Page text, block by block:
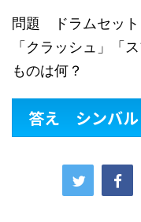
問題 ドラムセット
「クラッシュ」「
ものは何？
答え シンバル